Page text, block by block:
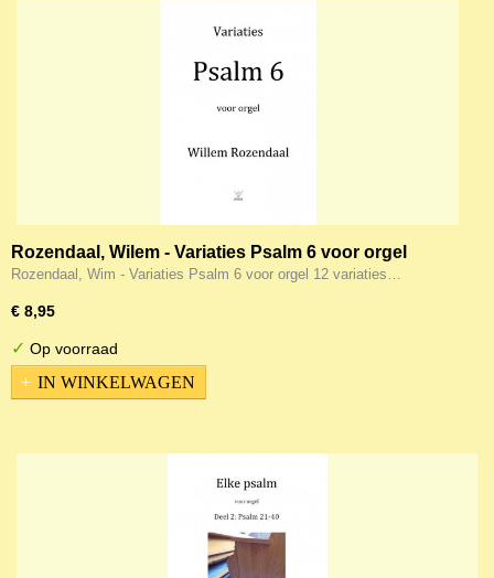
Rozendaal, Wilem - Variaties Psalm 6 voor orgel
Rozendaal, Wim - Variaties Psalm 6 voor orgel 12 variaties…
€ 8,95
✓ Op voorraad
IN WINKELWAGEN